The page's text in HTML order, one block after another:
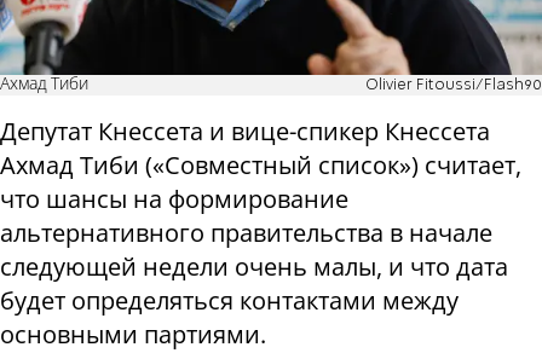
Ахмад Тиби Olivier Fitoussi/Flash90
Депутат Кнессета и вице-спикер Кнессета
Ахмад Тиби («Совместный список») считает,
что шансы на формирование
альтернативного правительства в начале
следующей недели очень малы, и что дата
будет определяться контактами между
основными партиями.